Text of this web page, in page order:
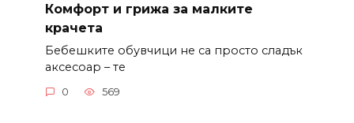
Комфорт и грижа за малките
крачета
Бебешките обувчици не са просто сладък
аксесоар – те
0 569